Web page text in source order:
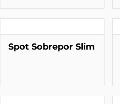
Spot Sobrepor Slim